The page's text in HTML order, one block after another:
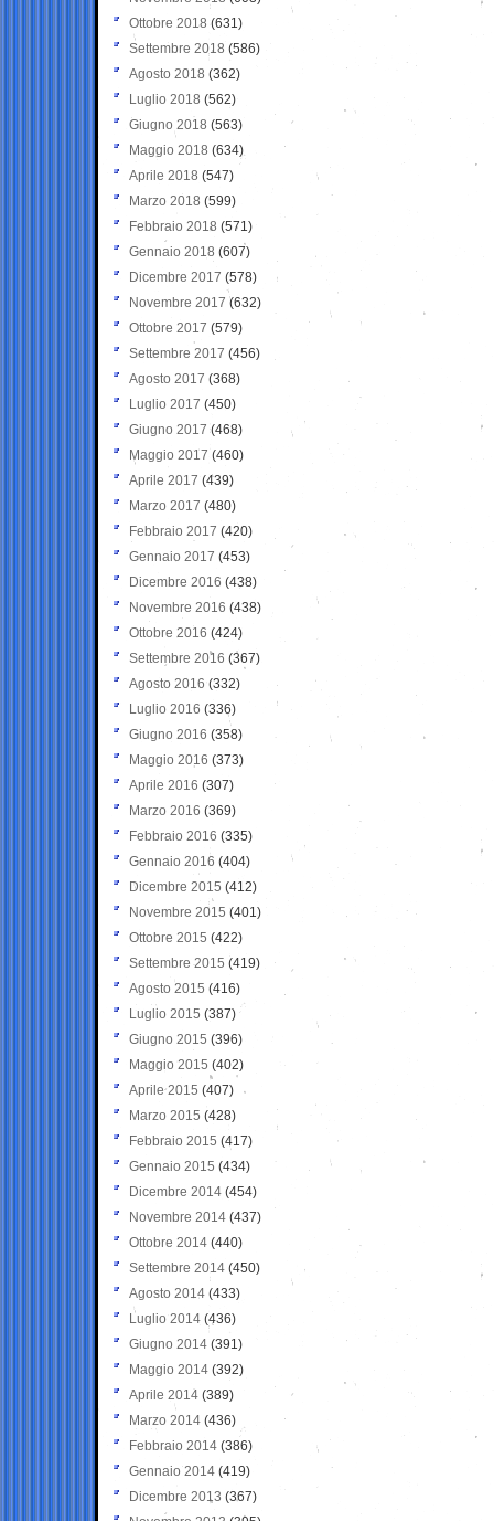
Ottobre 2018 (631)
Settembre 2018 (586)
Agosto 2018 (362)
Luglio 2018 (562)
Giugno 2018 (563)
Maggio 2018 (634)
Aprile 2018 (547)
Marzo 2018 (599)
Febbraio 2018 (571)
Gennaio 2018 (607)
Dicembre 2017 (578)
Novembre 2017 (632)
Ottobre 2017 (579)
Settembre 2017 (456)
Agosto 2017 (368)
Luglio 2017 (450)
Giugno 2017 (468)
Maggio 2017 (460)
Aprile 2017 (439)
Marzo 2017 (480)
Febbraio 2017 (420)
Gennaio 2017 (453)
Dicembre 2016 (438)
Novembre 2016 (438)
Ottobre 2016 (424)
Settembre 2016 (367)
Agosto 2016 (332)
Luglio 2016 (336)
Giugno 2016 (358)
Maggio 2016 (373)
Aprile 2016 (307)
Marzo 2016 (369)
Febbraio 2016 (335)
Gennaio 2016 (404)
Dicembre 2015 (412)
Novembre 2015 (401)
Ottobre 2015 (422)
Settembre 2015 (419)
Agosto 2015 (416)
Luglio 2015 (387)
Giugno 2015 (396)
Maggio 2015 (402)
Aprile 2015 (407)
Marzo 2015 (428)
Febbraio 2015 (417)
Gennaio 2015 (434)
Dicembre 2014 (454)
Novembre 2014 (437)
Ottobre 2014 (440)
Settembre 2014 (450)
Agosto 2014 (433)
Luglio 2014 (436)
Giugno 2014 (391)
Maggio 2014 (392)
Aprile 2014 (389)
Marzo 2014 (436)
Febbraio 2014 (386)
Gennaio 2014 (419)
Dicembre 2013 (367)